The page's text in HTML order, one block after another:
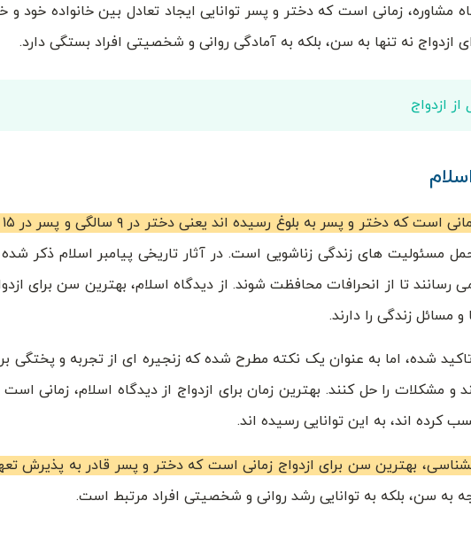
مشاوره، زمانی است که دختر و پسر توانایی ایجاد تعادل بین خانواده خود و
ازدواج نه تنها به سن، بلکه به آمادگی روانی و شخصیتی افراد بستگی دارد.
ازدواج
دختر و پسر به بلوغ رسیده اند یعنی دختر در ۹ سالگی و پسر در ۱۵ سالگی
تحمل مسئولیت های زندگی زناشویی است. در آثار تاریخی پیامبر اسلام ذکر
رسانند تا از انحرافات محافظت شوند. از دیدگاه اسلام، بهترین سن برای
مسائل زندگی را دارند.
شده، اما به عنوان یک نکته مطرح شده که زنجیره ای از تجربه و پختگی
مشکلات را حل کنند. بهترین زمان برای ازدواج از دیدگاه اسلام، زمانی است
کرده اند، به این توانایی رسیده اند.
بهترین سن برای ازدواج زمانی است که دختر و پسر قادر به پذیرش
به سن، بلکه به توانایی رشد روانی و شخصیتی افراد مرتبط است.